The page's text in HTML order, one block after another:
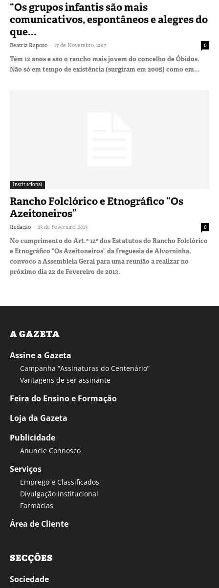
“Os grupos infantis são mais
comunicativos, espontâneos e alegres do
que...
Beatriz Raposo - 17 de Novembro, 2017 0
Têm 12 anos e são o rancho mais jovem do concelho de Óbidos.
Não só em tempo de existência (surgiram em 2005) como em...
Institucional
Rancho Folclórico e Etnográfico “Os
Azeitoneiros”
Redação - 23 de Fevereiro, 2013 0
No cumprimento do Art.º 12º dos Estatutos do Rancho Folclórico
e Etnográfico “Os Azeitoneiros” da freguesia de Alvorninha,
convoco a Assembleia Geral para uma reunião a realizar no
próximo dia 22 de Fevereiro de 2013.
A GAZETA
Assine a Gazeta
Campanha “Assinaturas do Centenário”
Vantagens de ser assinante
Feira do Ensino e Formação
Loja da Gazeta
Publicidade
Anuncie Connosco
Serviços
Emprego e Classificados
Divulgação Institucional
Farmácias
Área de Cliente
SECÇÕES
Sociedade